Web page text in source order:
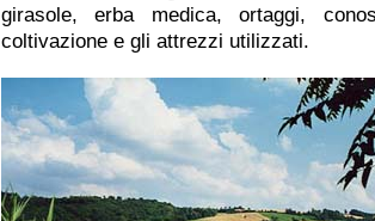
girasole, erba medica, ortaggi,
coltivazione e gli attrezzi utilizzati.